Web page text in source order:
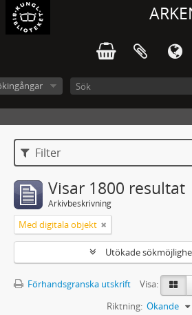
Filter
Visar 1800 resultat
Arkivbeskrivning
Med digitala objekt
Utökade
Förhandsgranska utskrift
Visa:
Riktning: Ökande